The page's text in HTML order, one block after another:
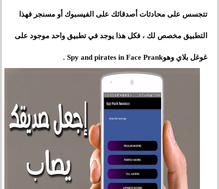
تتجسس على محادثات أصدقائك على الفيسبوك أو مسنجر فهذا
التطبيق مخصص لك ، فكل هذا يوجد في تطبيق واحد موجود على
غوغل بلاي وهوSpy and pirates in Face Prank .